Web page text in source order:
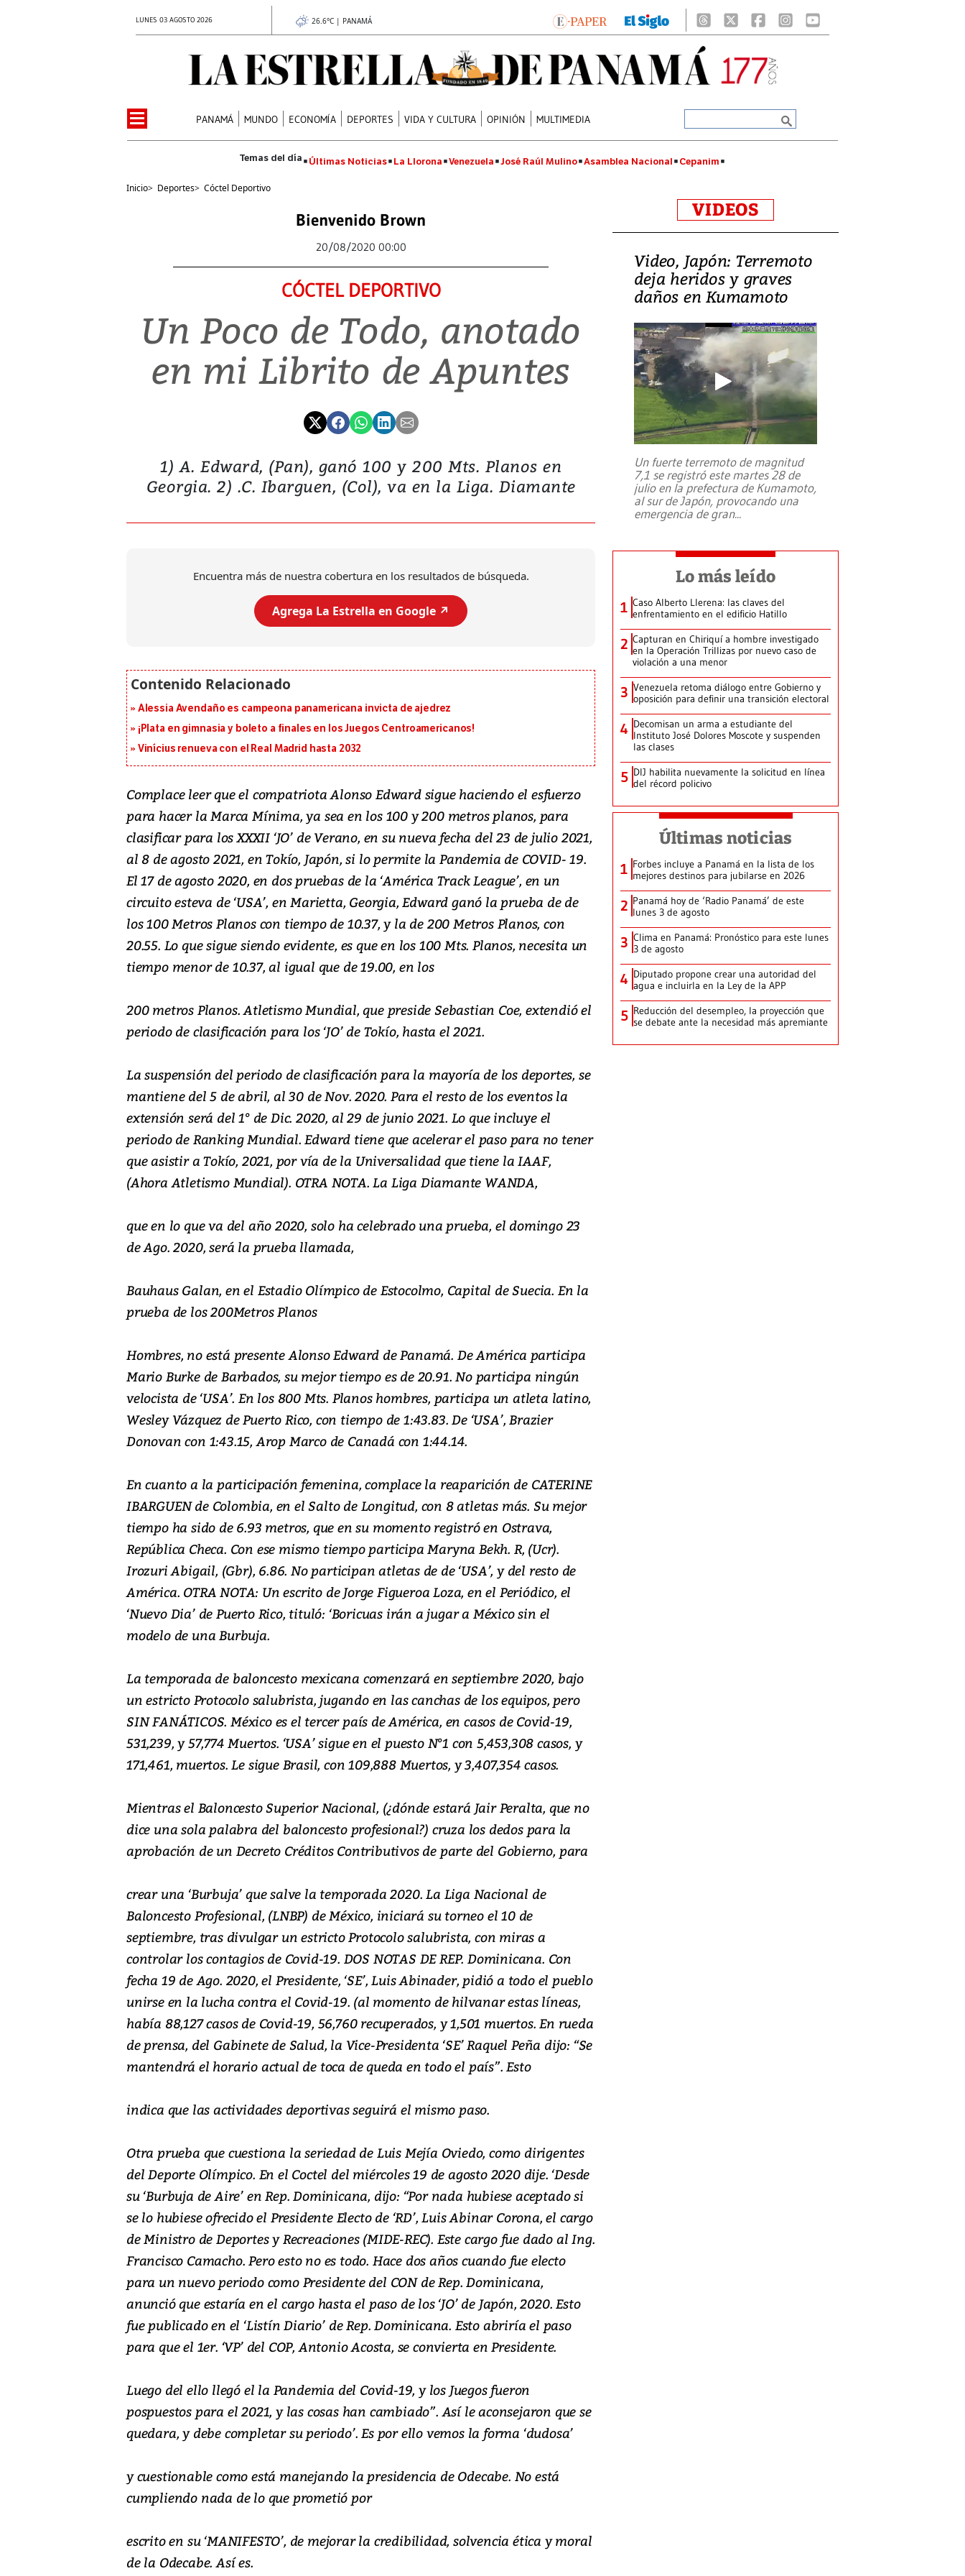
LUNES 03 AGOSTO 2026 26.6°C | PANAMÁ
PANAMÁ MUNDO ECONOMÍA DEPORTES VIDA Y CULTURA OPINIÓN MULTIMEDIA
Últimas Noticias La Llorona Venezuela José Raúl Mulino Asamblea Nacional Cepanim
Inicio> Deportes> Cóctel Deportivo
Bienvenido Brown
20/08/2020 00:00
CÓCTEL DEPORTIVO
Un Poco de Todo, anotado
en mi Librito de Apuntes
1) A. Edward, (Pan), ganó 100 y 200 Mts. Planos en
Georgia. 2) .C. Ibarguen, (Col), va en la Liga. Diamante
Encuentra más de nuestra cobertura en los resultados de búsqueda.
Agrega La Estrella en Google ↗️
Alessia Avendaño es campeona panamericana invicta de ajedrez
¡Plata en gimnasia y boleto a finales en los Juegos Centroamericanos!
Vinícius renueva con el Real Madrid hasta 2032
Complace leer que el compatriota Alonso Edward sigue haciendo el esfuerzo
para hacer la Marca Mínima, ya sea en los 100 y 200 metros planos, para
clasificar para los XXXII ‘JO’ de Verano, en su nueva fecha del 23 de julio 2021,
al 8 de agosto 2021, en Tokío, Japón, si lo permite la Pandemia de COVID- 19.
El 17 de agosto 2020, en dos pruebas de la ‘América Track League’, en un
circuito esteva de ‘USA’, en Marietta, Georgia, Edward ganó la prueba de de
los 100 Metros Planos con tiempo de 10.37, y la de 200 Metros Planos, con
20.55. Lo que sigue siendo evidente, es que en los 100 Mts. Planos, necesita un
tiempo menor de 10.37, al igual que de 19.00, en los
200 metros Planos. Atletismo Mundial, que preside Sebastian Coe, extendió el
periodo de clasificación para los ‘JO’ de Tokío, hasta el 2021.
La suspensión del periodo de clasificación para la mayoría de los deportes, se
mantiene del 5 de abril, al 30 de Nov. 2020. Para el resto de los eventos la
extensión será del 1° de Dic. 2020, al 29 de junio 2021. Lo que incluye el
periodo de Ranking Mundial. Edward tiene que acelerar el paso para no tener
que asistir a Tokío, 2021, por vía de la Universalidad que tiene la IAAF,
(Ahora Atletismo Mundial). OTRA NOTA. La Liga Diamante WANDA,
que en lo que va del año 2020, solo ha celebrado una prueba, el domingo 23
de Ago. 2020, será la prueba llamada,
Bauhaus Galan, en el Estadio Olímpico de Estocolmo, Capital de Suecia. En la
prueba de los 200Metros Planos
Hombres, no está presente Alonso Edward de Panamá. De América participa
Mario Burke de Barbados, su mejor tiempo es de 20.91. No participa ningún
velocista de ‘USA’. En los 800 Mts. Planos hombres, participa un atleta latino,
Wesley Vázquez de Puerto Rico, con tiempo de 1:43.83. De ‘USA’, Brazier
Donovan con 1:43.15, Arop Marco de Canadá con 1:44.14.
En cuanto a la participación femenina, complace la reaparición de CATERINE
IBARGUEN de Colombia, en el Salto de Longitud, con 8 atletas más. Su mejor
tiempo ha sido de 6.93 metros, que en su momento registró en Ostrava,
República Checa. Con ese mismo tiempo participa Maryna Bekh. R, (Ucr).
Irozuri Abigail, (Gbr), 6.86. No participan atletas de de ‘USA’, y del resto de
América. OTRA NOTA: Un escrito de Jorge Figueroa Loza, en el Periódico, el
‘Nuevo Dia’ de Puerto Rico, tituló: ‘Boricuas irán a jugar a México sin el
modelo de una Burbuja.
La temporada de baloncesto mexicana comenzará en septiembre 2020, bajo
un estricto Protocolo salubrista, jugando en las canchas de los equipos, pero
SIN FANÁTICOS. México es el tercer país de América, en casos de Covid-19,
531,239, y 57,774 Muertos. ‘USA’ sigue en el puesto N°1 con 5,453,308 casos, y
171,461, muertos. Le sigue Brasil, con 109,888 Muertos, y 3,407,354 casos.
Mientras el Baloncesto Superior Nacional, (¿dónde estará Jair Peralta, que no
dice una sola palabra del baloncesto profesional?) cruza los dedos para la
aprobación de un Decreto Créditos Contributivos de parte del Gobierno, para
crear una ‘Burbuja’ que salve la temporada 2020. La Liga Nacional de
Baloncesto Profesional, (LNBP) de México, iniciará su torneo el 10 de
septiembre, tras divulgar un estricto Protocolo salubrista, con miras a
controlar los contagios de Covid-19. DOS NOTAS DE REP. Dominicana. Con
fecha 19 de Ago. 2020, el Presidente, ‘SE’, Luis Abinader, pidió a todo el pueblo
unirse en la lucha contra el Covid-19. (al momento de hilvanar estas líneas,
había 88,127 casos de Covid-19, 56,760 recuperados, y 1,501 muertos. En rueda
de prensa, del Gabinete de Salud, la Vice-Presidenta ‘SE’ Raquel Peña dijo: “Se
mantendrá el horario actual de toca de queda en todo el país”. Esto
indica que las actividades deportivas seguirá el mismo paso.
Otra prueba que cuestiona la seriedad de Luis Mejía Oviedo, como dirigentes
del Deporte Olímpico. En el Coctel del miércoles 19 de agosto 2020 dije. ‘Desde
su ‘Burbuja de Aire’ en Rep. Dominicana, dijo: “Por nada hubiese aceptado si
se lo hubiese ofrecido el Presidente Electo de ‘RD’, Luis Abinar Corona, el cargo
de Ministro de Deportes y Recreaciones (MIDE-REC). Este cargo fue dado al Ing.
Francisco Camacho. Pero esto no es todo. Hace dos años cuando fue electo
para un nuevo periodo como Presidente del CON de Rep. Dominicana,
anunció que estaría en el cargo hasta el paso de los ‘JO’ de Japón, 2020. Esto
fue publicado en el ‘Listín Diario’ de Rep. Dominicana. Esto abriría el paso
para que el 1er. ‘VP’ del COP, Antonio Acosta, se convierta en Presidente.
Luego del ello llegó el la Pandemia del Covid-19, y los Juegos fueron
pospuestos para el 2021, y las cosas han cambiado”. Así le aconsejaron que se
quedara, y debe completar su periodo’. Es por ello vemos la forma ‘dudosa’
y cuestionable como está manejando la presidencia de Odecabe. No está
cumpliendo nada de lo que prometió por
escrito en su ‘MANIFESTO’, de mejorar la credibilidad, solvencia ética y moral
de la Odecabe. Así es.
VIDEOS
Video, Japón: Terremoto
deja heridos y graves
daños en Kumamoto
Un fuerte terremoto de magnitud
7,1 se registró este martes 28 de
julio en la prefectura de Kumamoto,
al sur de Japón, provocando una
emergencia de gran...
Lo más leído
1 Caso Alberto Llerena: las claves del
enfrentamiento en el edificio Hatillo
2 Capturan en Chiriquí a hombre investigado
en la Operación Trillizas por nuevo caso de
violación a una menor
3 Venezuela retoma diálogo entre Gobierno y
oposición para definir una transición electoral
4 Decomisan un arma a estudiante del
Instituto José Dolores Moscote y suspenden
las clases
5 DIJ habilita nuevamente la solicitud en línea
del récord policivo
Últimas noticias
1 Forbes incluye a Panamá en la lista de los
mejores destinos para jubilarse en 2026
2 Panamá hoy de ‘Radio Panamá’ de este
lunes 3 de agosto
3 Clima en Panamá: Pronóstico para este lunes
3 de agosto
4 Diputado propone crear una autoridad del
agua e incluirla en la Ley de la APP
5 Reducción del desempleo, la proyección que
se debate ante la necesidad más apremiante